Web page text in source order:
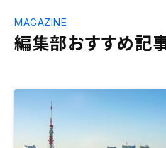
編集部おすすめ記
MAGAZINE